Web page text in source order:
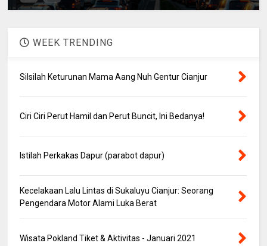
WEEK TRENDING
Silsilah Keturunan Mama Aang Nuh Gentur Cianjur
Ciri Ciri Perut Hamil dan Perut Buncit, Ini Bedanya!
Istilah Perkakas Dapur (parabot dapur)
Kecelakaan Lalu Lintas di Sukaluyu Cianjur: Seorang
Pengendara Motor Alami Luka Berat
Wisata Pokland Tiket & Aktivitas - Januari 2021